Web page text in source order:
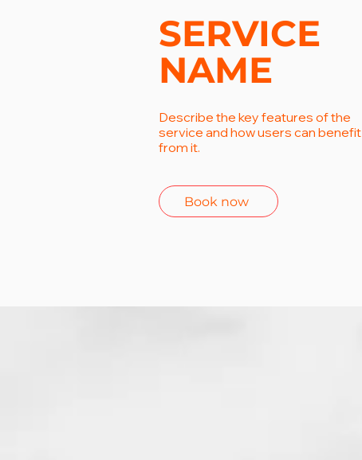
SERVICE
NAME
Describe the key features of the
service and how users can benefit
from it.
Book now